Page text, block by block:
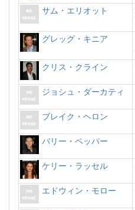
サム・エリオット
グレッグ・キニア
クリス・クライン
ジョシュ・ダーカティ
ブレイク・ヘロン
バリー・ペッパー
ケリー・ラッセル
エドウィン・モロー